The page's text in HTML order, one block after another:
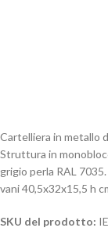
Cartelliera in metallo
Struttura in
grigio perla RAL
vani 40,5x32x15,5 h
SKU del prodotto: